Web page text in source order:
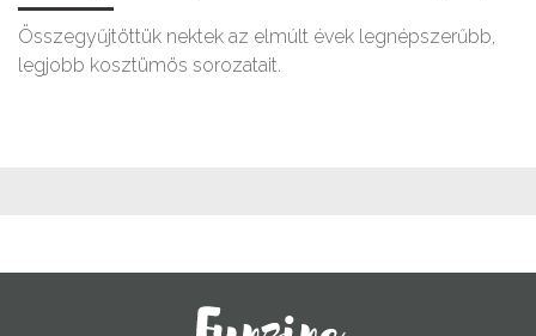
Összegyűjtöttük nektek az elmúlt évek legnépszerűbb,
legjobb kosztümös sorozatait.